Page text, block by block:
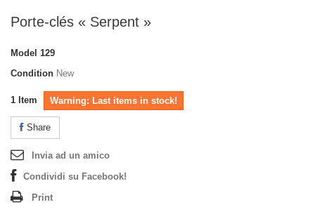
Porte-clés « Serpent »
Model 129
Condition New
1 Item Warning: Last items in stock!
Share
Invia ad un amico
Condividi su Facebook!
Print